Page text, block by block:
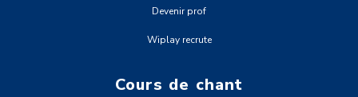
Devenir prof
Wiplay recrute
Cours de chant